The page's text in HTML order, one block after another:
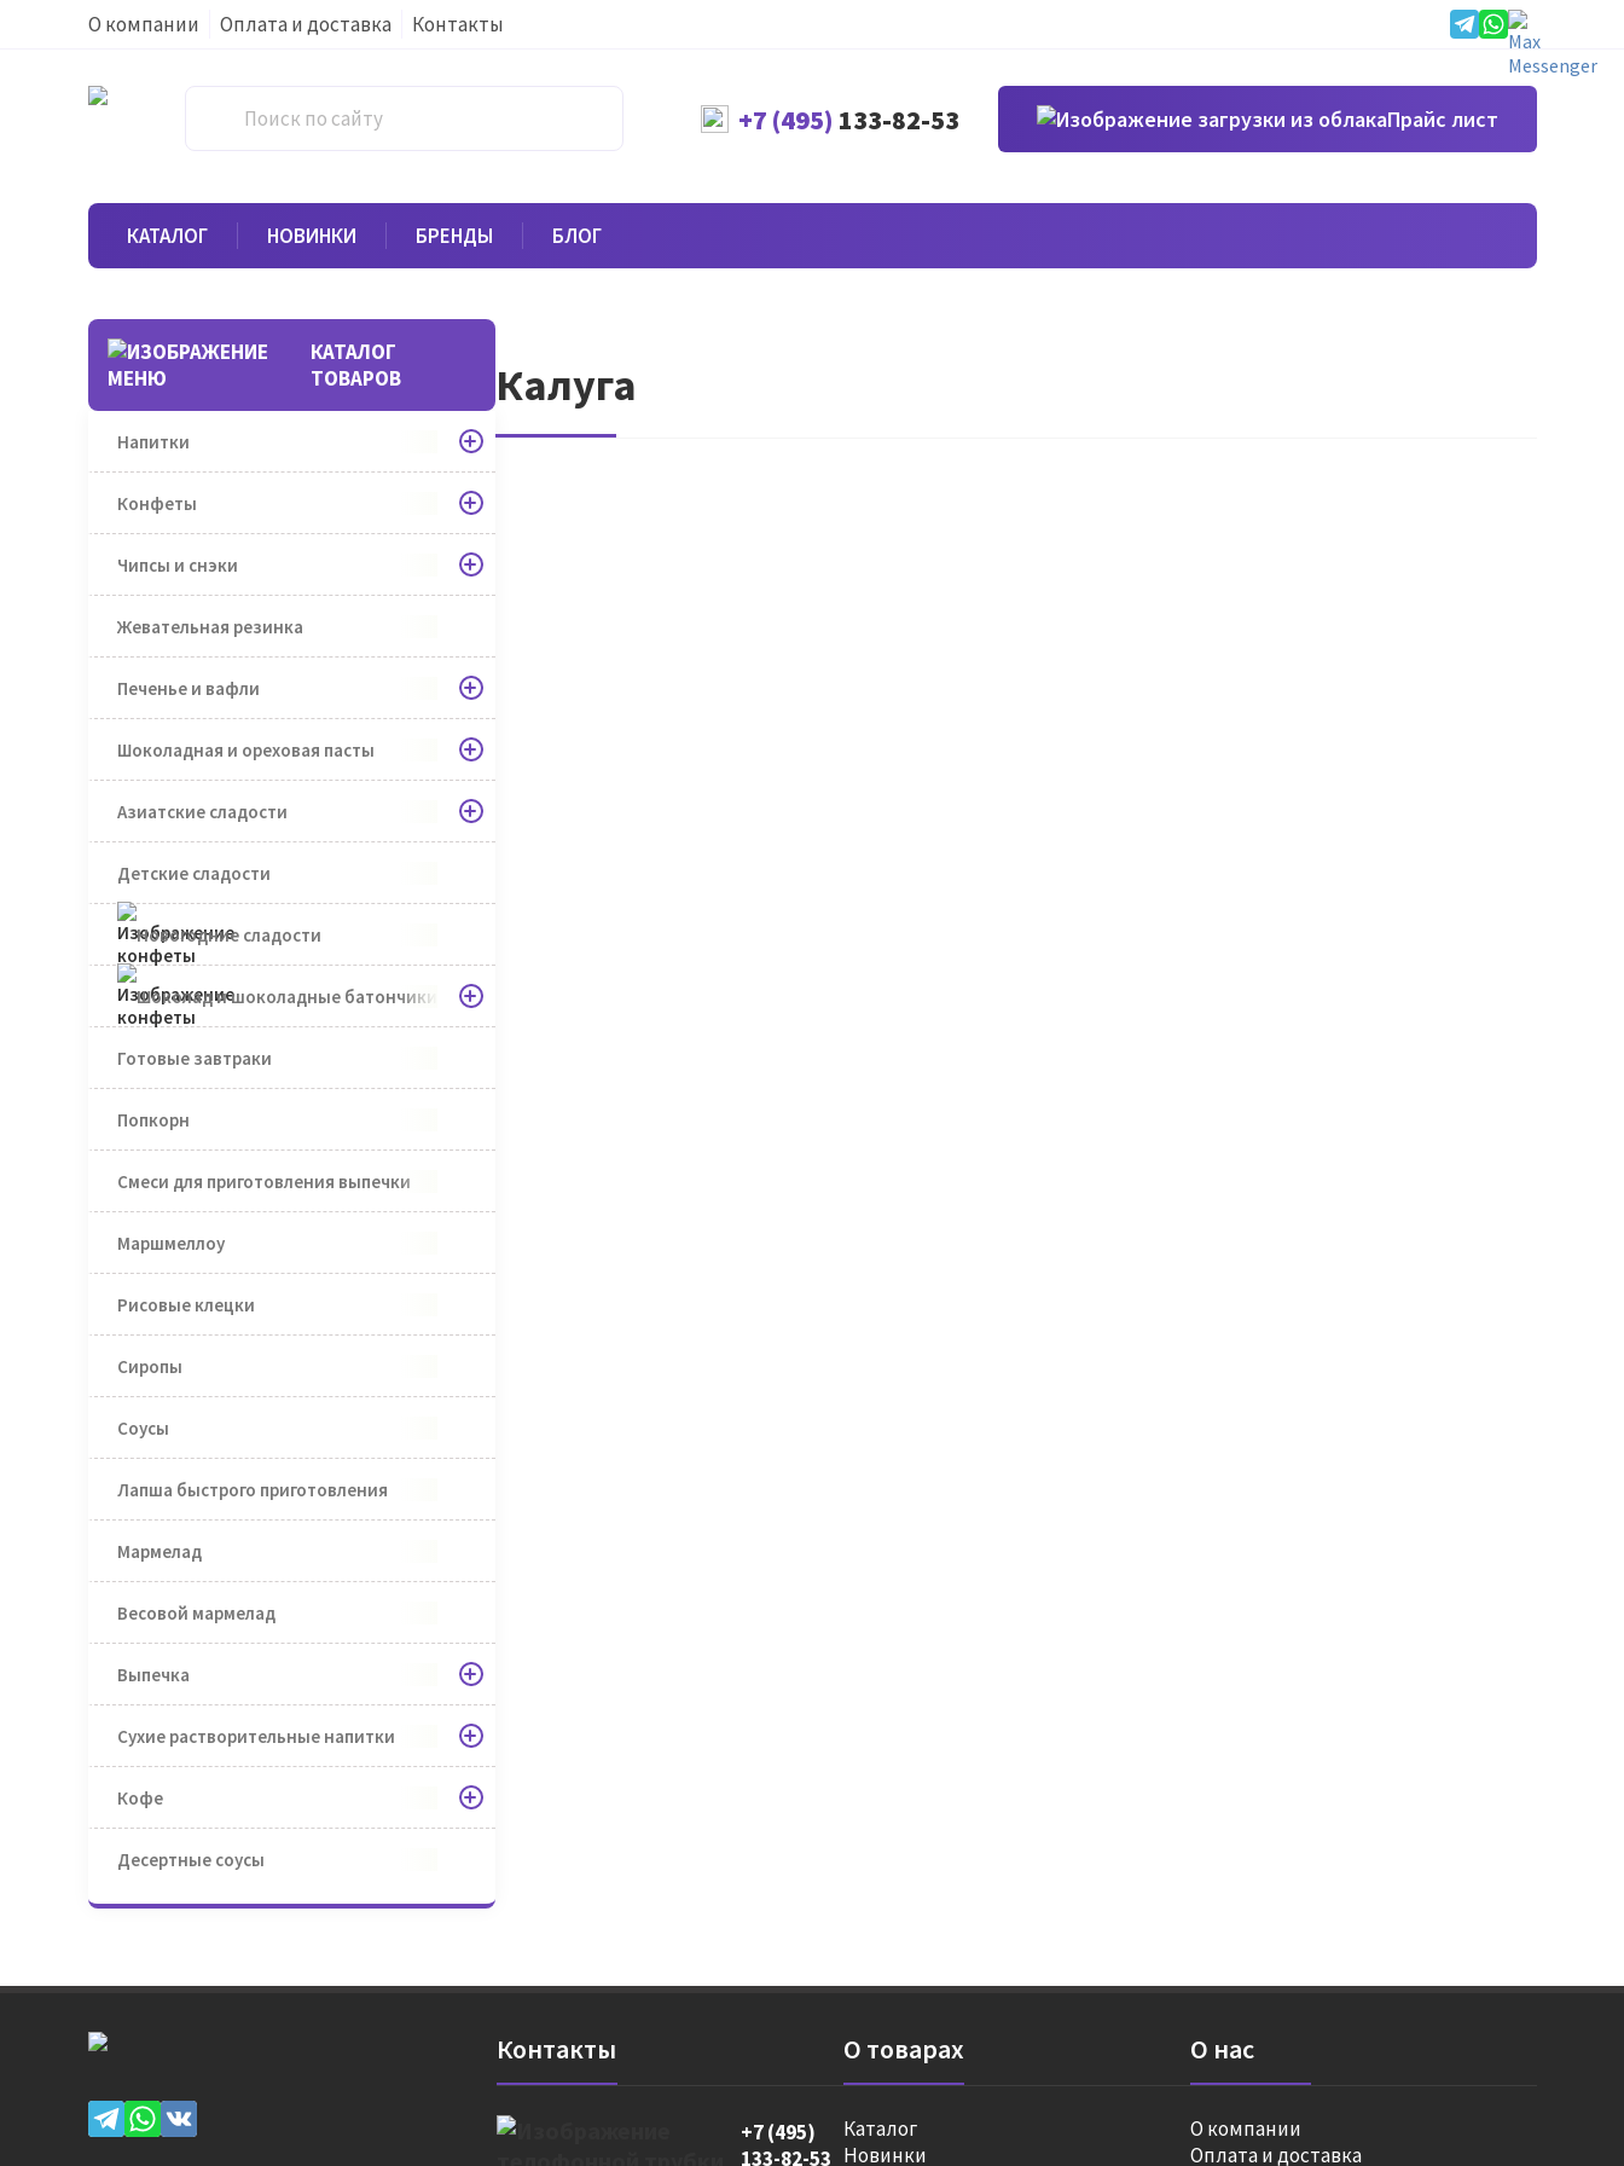
О компании Оплата и доставка Контакты
+7 (495) 133-82-53 Прайс лист
КАТАЛОГ НОВИНКИ БРЕНДЫ БЛОГ
КАТАЛОГ
ТОВАРОВ
Напитки
Конфеты
Чипсы и снэки
Жевательная резинка
Печенье и вафли
Шоколадная и ореховая пасты
Азиатские сладости
Детские сладости
Новогодние сладости
Шоколад и шоколадные батончики
Готовые завтраки
Попкорн
Смеси для приготовления выпечки
Маршмеллоу
Рисовые клецки
Сиропы
Соусы
Лапша быстрого приготовления
Мармелад
Весовой мармелад
Выпечка
Сухие растворительные напитки
Кофе
Десертные соусы
Калуга
Контакты
+7 (495)
133-82-53
О товарах
Каталог
Новинки
О нас
О компании
Оплата и доставка